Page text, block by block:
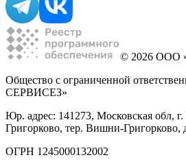
© 2026 ООО
Общество с ограниченной
СЕРВИСЕЗ»
Юр. адрес: 141273, Московская обл,
Григорково, тер. Вишни-Григорково,
ОГРН 1245000132002